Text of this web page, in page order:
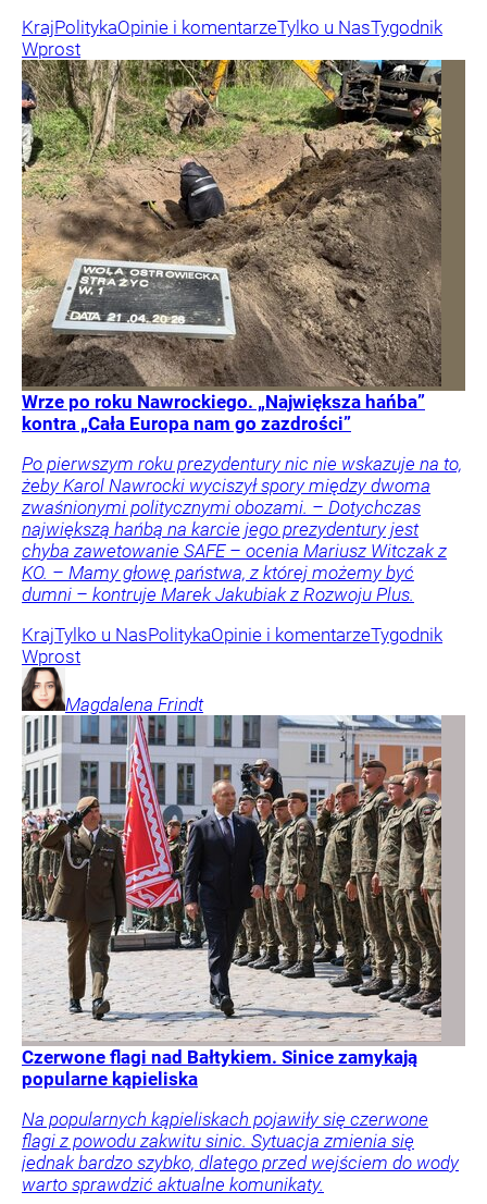
KrajPolitykaOpinie i komentarzeTylko u NasTygodnik
Wprost
Wrze po roku Nawrockiego. „Największa hańba”
kontra „Cała Europa nam go zazdrości”
Po pierwszym roku prezydentury nic nie wskazuje na to,
żeby Karol Nawrocki wyciszył spory między dwoma
zwaśnionymi politycznymi obozami. – Dotychczas
największą hańbą na karcie jego prezydentury jest
chyba zawetowanie SAFE – ocenia Mariusz Witczak z
KO. – Mamy głowę państwa, z której możemy być
dumni – kontruje Marek Jakubiak z Rozwoju Plus.
KrajTylko u NasPolitykaOpinie i komentarzeTygodnik
Wprost
Magdalena Frindt
Czerwone flagi nad Bałtykiem. Sinice zamykają
popularne kąpieliska
Na popularnych kąpieliskach pojawiły się czerwone
flagi z powodu zakwitu sinic. Sytuacja zmienia się
jednak bardzo szybko, dlatego przed wejściem do wody
warto sprawdzić aktualne komunikaty.